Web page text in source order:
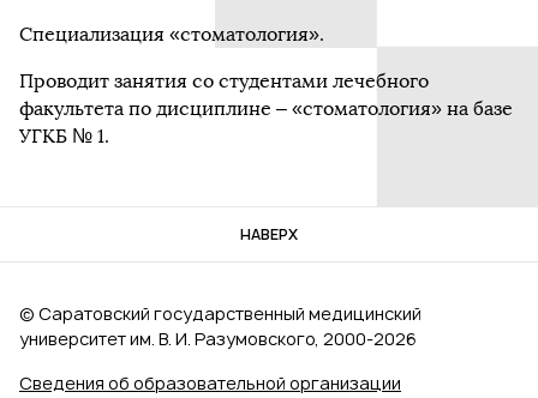
Специализация «стоматология».
Проводит занятия со студентами лечебного
факультета по дисциплине – «стоматология» на базе
УГКБ № 1.
НАВЕРХ
Сведения об образовательной организации
© Саратовский государственный медицинский
университет им. В. И. Разумовского, 2000‑2026